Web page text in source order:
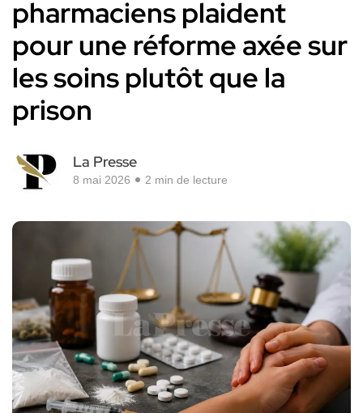
pharmaciens plaident
pour une réforme axée sur
les soins plutôt que la
prison
La Presse
8 mai 2026 2 min de lecture